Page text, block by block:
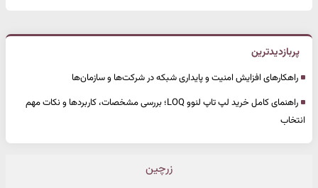
پربازدیدترین
راهکارهای افزایش امنیت و پایداری شبکه در شرکت‌ها و سازمان‌ها
راهنمای کامل خرید لپ تاپ لنوو LOQ؛ بررسی مشخصات، کاربردها و نکات مهم
انتخاب
زرچین